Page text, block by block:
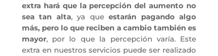
extra hará que la percepción del aumento no
sea tan alta, ya queestarán pagando algo
más, pero lo que reciben a cambio también es
mayor, por lo que la percepción varía. Este
extra en nuestros servicios puede ser realizado